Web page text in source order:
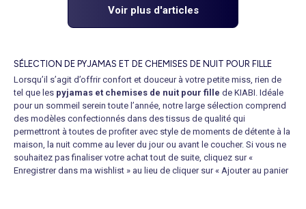
Voir plus d'articles
SÉLECTION DE PYJAMAS ET DE CHEMISES DE NUIT POUR FILLE
Lorsqu’il s’agit d’offrir confort et douceur à votre petite miss, rien de
tel que les pyjamas et chemises de nuit pour fille de KIABI. Idéale
pour un sommeil serein toute l’année, notre large sélection comprend
des modèles confectionnés dans des tissus de qualité qui
permettront à toutes de profiter avec style de moments de détente à la
maison, la nuit comme au lever du jour ou avant le coucher. Si vous ne
souhaitez pas finaliser votre achat tout de suite, cliquez sur «
Enregistrer dans ma wishlist » au lieu de cliquer sur « Ajouter au panier